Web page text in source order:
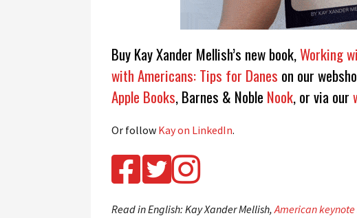
Buy Kay Xander Mellish’s new book,Working
with Americans: Tips for Danes on our
Apple Books, Barnes & Noble Nook, or via our
Or follow Kay on LinkedIn.
Read in English: Kay Xander Mellish,American